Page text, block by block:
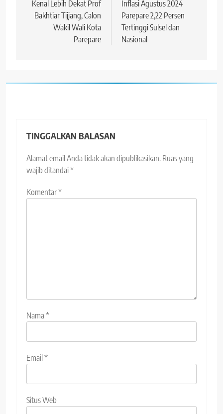
pos
Kenal Lebih Dekat Prof
Bakhtiar Tijjang, Calon
Wakil Wali Kota
Parepare
Inflasi Agustus 2024
Parepare 2,22 Persen
Tertinggi Sulsel dan
Nasional
TINGGALKAN BALASAN
Alamat email Anda tidak akan dipublikasikan. Ruas yang
wajib ditandai*
Komentar*
Nama*
Email *
Situs Web